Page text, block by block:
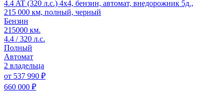
4.4 AT (320 л.с.) 4x4, бензин, автомат, внедорожник 5д.,
215 000 км, полный, черный
Бензин
215000 км.
4.4 / 320 л.с.
Полный
Автомат
2 владельца
от 537 990 ₽
660 000 ₽